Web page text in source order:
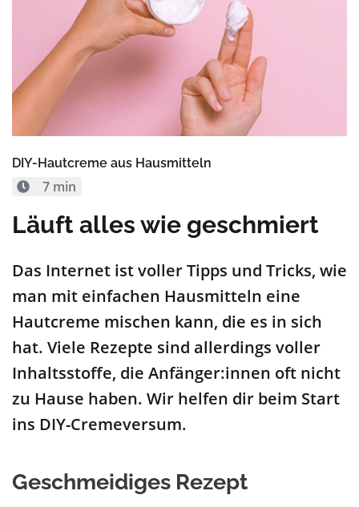
DIY-Hautcreme aus Hausmitteln
7 min
Läuft alles wie geschmiert
Das Internet ist voller Tipps und Tricks, wie
man mit einfachen Hausmitteln eine
Hautcreme mischen kann, die es in sich
hat. Viele Rezepte sind allerdings voller
Inhaltsstoffe, die Anfänger:innen oft nicht
zu Hause haben. Wir helfen dir beim Start
ins DIY-Cremeversum.
Geschmeidiges Rezept